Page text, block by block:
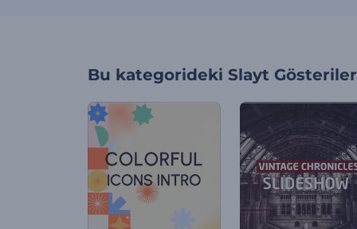
Bu kategorideki Slayt